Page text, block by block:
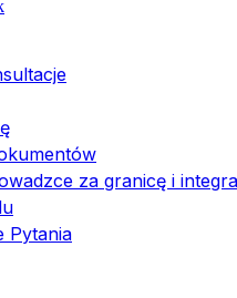
za granicę i
Pytania